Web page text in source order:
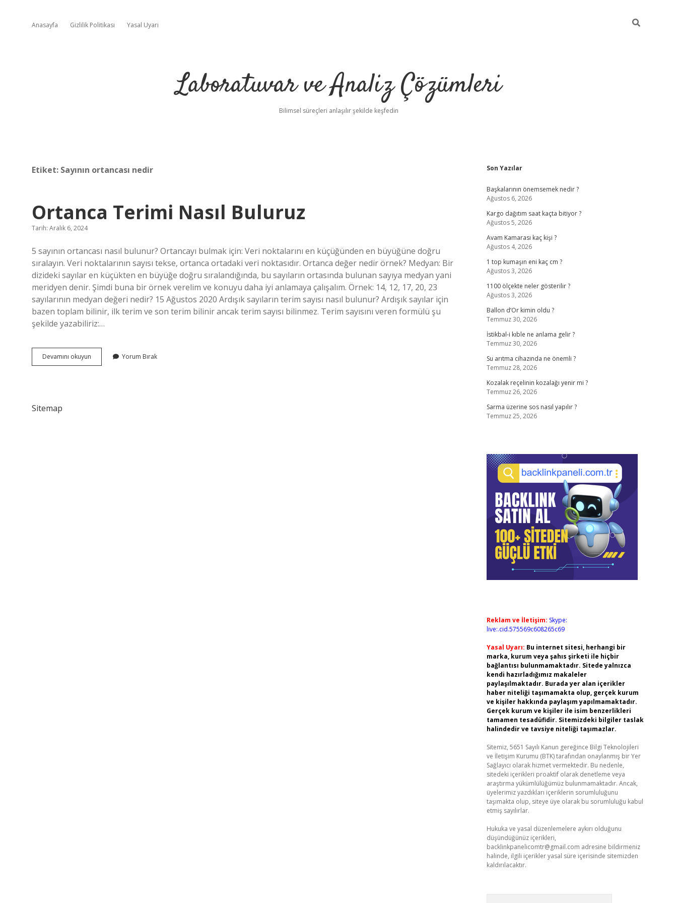
Anasayfa Gizlilik Politikası Yasal Uyarı
Laboratuvar ve Analiz Çözümleri
Bilimsel süreçleri anlaşılır şekilde keşfedin
Etiket: Sayının ortancası nedir
Ortanca Terimi Nasıl Buluruz
Tarih: Aralık 6, 2024
5 sayının ortancası nasıl bulunur? Ortancayı bulmak için: Veri noktalarını en küçüğünden en büyüğüne doğru
sıralayın. Veri noktalarının sayısı tekse, ortanca ortadaki veri noktasıdır. Ortanca değer nedir örnek? Medyan: Bir
dizideki sayılar en küçükten en büyüğe doğru sıralandığında, bu sayıların ortasında bulunan sayıya medyan yani
meridyen denir. Şimdi buna bir örnek verelim ve konuyu daha iyi anlamaya çalışalım. Örnek: 14, 12, 17, 20, 23
sayılarının medyan değeri nedir? 15 Ağustos 2020 Ardışık sayıların terim sayısı nasıl bulunur? Ardışık sayılar için
bazen toplam bilinir, ilk terim ve son terim bilinir ancak terim sayısı bilinmez. Terim sayısını veren formülü şu
şekilde yazabiliriz:…
Devamını okuyun Ortanca
Terimi
Yorum Bırak
Sitemap
Sidebar
Son Yazılar
Başkalarının önemsemek nedir ?
Ağustos 6, 2026
Kargo dağıtım saat kaçta bitiyor ?
Ağustos 5, 2026
Avam Kamarası kaç kişi ?
Ağustos 4, 2026
1 top kumaşın eni kaç cm ?
Ağustos 3, 2026
1100 ölçekte neler gösterilir ?
Ağustos 3, 2026
Ballon d’Or kimin oldu ?
Temmuz 30, 2026
İstikbal-i kıble ne anlama gelir ?
Temmuz 30, 2026
Su arıtma cihazında ne önemli ?
Temmuz 28, 2026
Kozalak reçelinin kozalağı yenir mi ?
Temmuz 26, 2026
Sarma üzerine sos nasıl yapılır ?
Temmuz 25, 2026
Reklam ve İletişim: Skype:
live:.cid.575569c608265c69
Yasal Uyarı: Bu internet sitesi, herhangi bir
marka, kurum veya şahıs şirketi ile hiçbir
bağlantısı bulunmamaktadır. Sitede yalnızca
kendi hazırladığımız makaleler
paylaşılmaktadır. Burada yer alan içerikler
haber niteliği taşımamakta olup, gerçek kurum
ve kişiler hakkında paylaşım yapılmamaktadır.
Gerçek kurum ve kişiler ile isim benzerlikleri
tamamen tesadüfidir. Sitemizdeki bilgiler taslak
halindedir ve tavsiye niteliği taşımazlar.
Sitemiz, 5651 Sayılı Kanun gereğince Bilgi Teknolojileri
ve İletişim Kurumu (BTK) tarafından onaylanmış bir Yer
Sağlayıcı olarak hizmet vermektedir. Bu nedenle,
sitedeki içerikleri proaktif olarak denetleme veya
araştırma yükümlülüğümüz bulunmamaktadır. Ancak,
üyelerimiz yazdıkları içeriklerin sorumluluğunu
taşımakta olup, siteye üye olarak bu sorumluluğu kabul
etmiş sayılırlar.
Hukuka ve yasal düzenlemelere aykırı olduğunu
düşündüğünüz içerikleri,
backlinkpanelicomtr@gmail.com adresine bildirmeniz
halinde, ilgili içerikler yasal süre içerisinde sitemizden
kaldırılacaktır.